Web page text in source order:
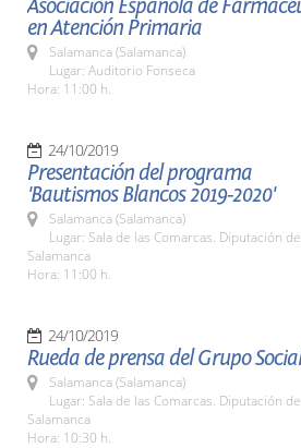
Asociación Española de
en Atención Primaria
Salamanca (Salamanca)
Lugar: Auditorio Fonseca
Hora: 11:00 h.
24/10/2019
Presentación del programa
'Bautismos Blancos 2019-2020'
Salamanca (Salamanca)
Lugar: Sala de las Comarcas. Diputación de
Salamanca
Hora: 11:00 h.
24/10/2019
Rueda de prensa del Grupo
Salamanca (Salamanca)
Lugar: Sala de las Comarcas. Diputación de
Salamanca
Hora: 10:30 h.